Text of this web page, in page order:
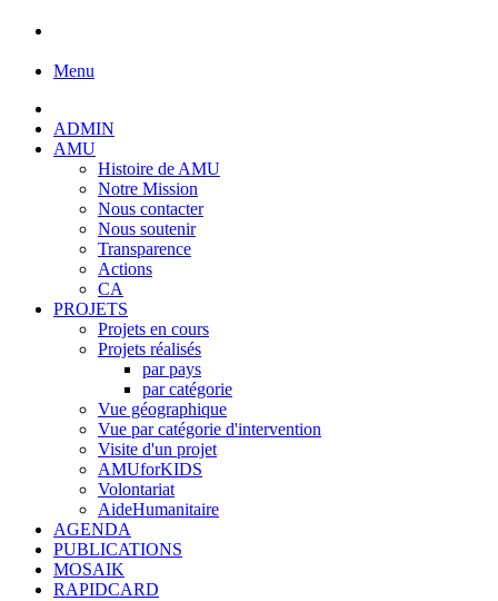
Menu
ADMIN
AMU
Histoire de AMU
Notre Mission
Nous contacter
Nous soutenir
Transparence
Actions
CA
PROJETS
Projets en cours
Projets réalisés
par pays
par catégorie
Vue géographique
Vue par catégorie d'intervention
Visite d'un projet
AMUforKIDS
Volontariat
AideHumanitaire
AGENDA
PUBLICATIONS
MOSAIK
RAPIDCARD